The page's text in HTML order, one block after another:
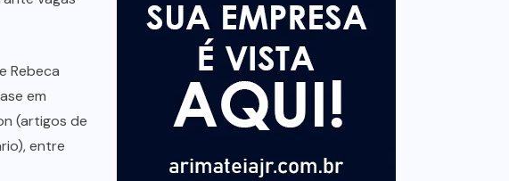
Rebeca
em
(artigos de
entre